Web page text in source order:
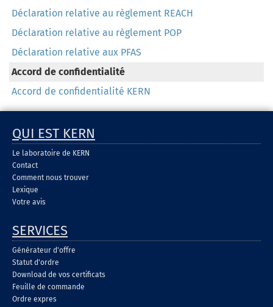
Déclaration relative au règlement REACH
Déclaration relative au règlement POP
Déclaration relative aux PFAS
Accord de confidentialité
Accord de confidentialité KERN
QUI EST KERN
Le laboratoire de KERN
Contact
Comment nous trouver
Lexique
Votre avis
SERVICES
Générateur d'offre
Statut d'ordre
Download de vos certificats
Feuille de commande
Ordre expres